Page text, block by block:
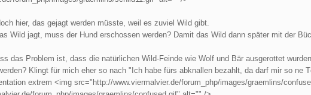
hier, das gejagt werden müsste, weil es zuviel Wild gibt.
Wild jagt, muss der Hund erschossen werden? Damit das Wild dann später mit der
das Problem ist, dass die natürlichen Wild-Feinde wie Wolf und Bär ausgerottet
Klingt für mich eher so nach "Ich habe fürs abknallen bezahlt, da darf mir so ne
extrem <img src="http://www.viermalvier.de/forum_php/images/graemlins/